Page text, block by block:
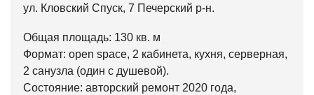
ул. Кловский Спуск, 7 Печерский р-н.
Общая площадь: 130 кв. м
Формат: open space, 2 кабинета, кухня, серверная,
2 санузла (один с душевой).
Состояние: авторский ремонт 2020 года,